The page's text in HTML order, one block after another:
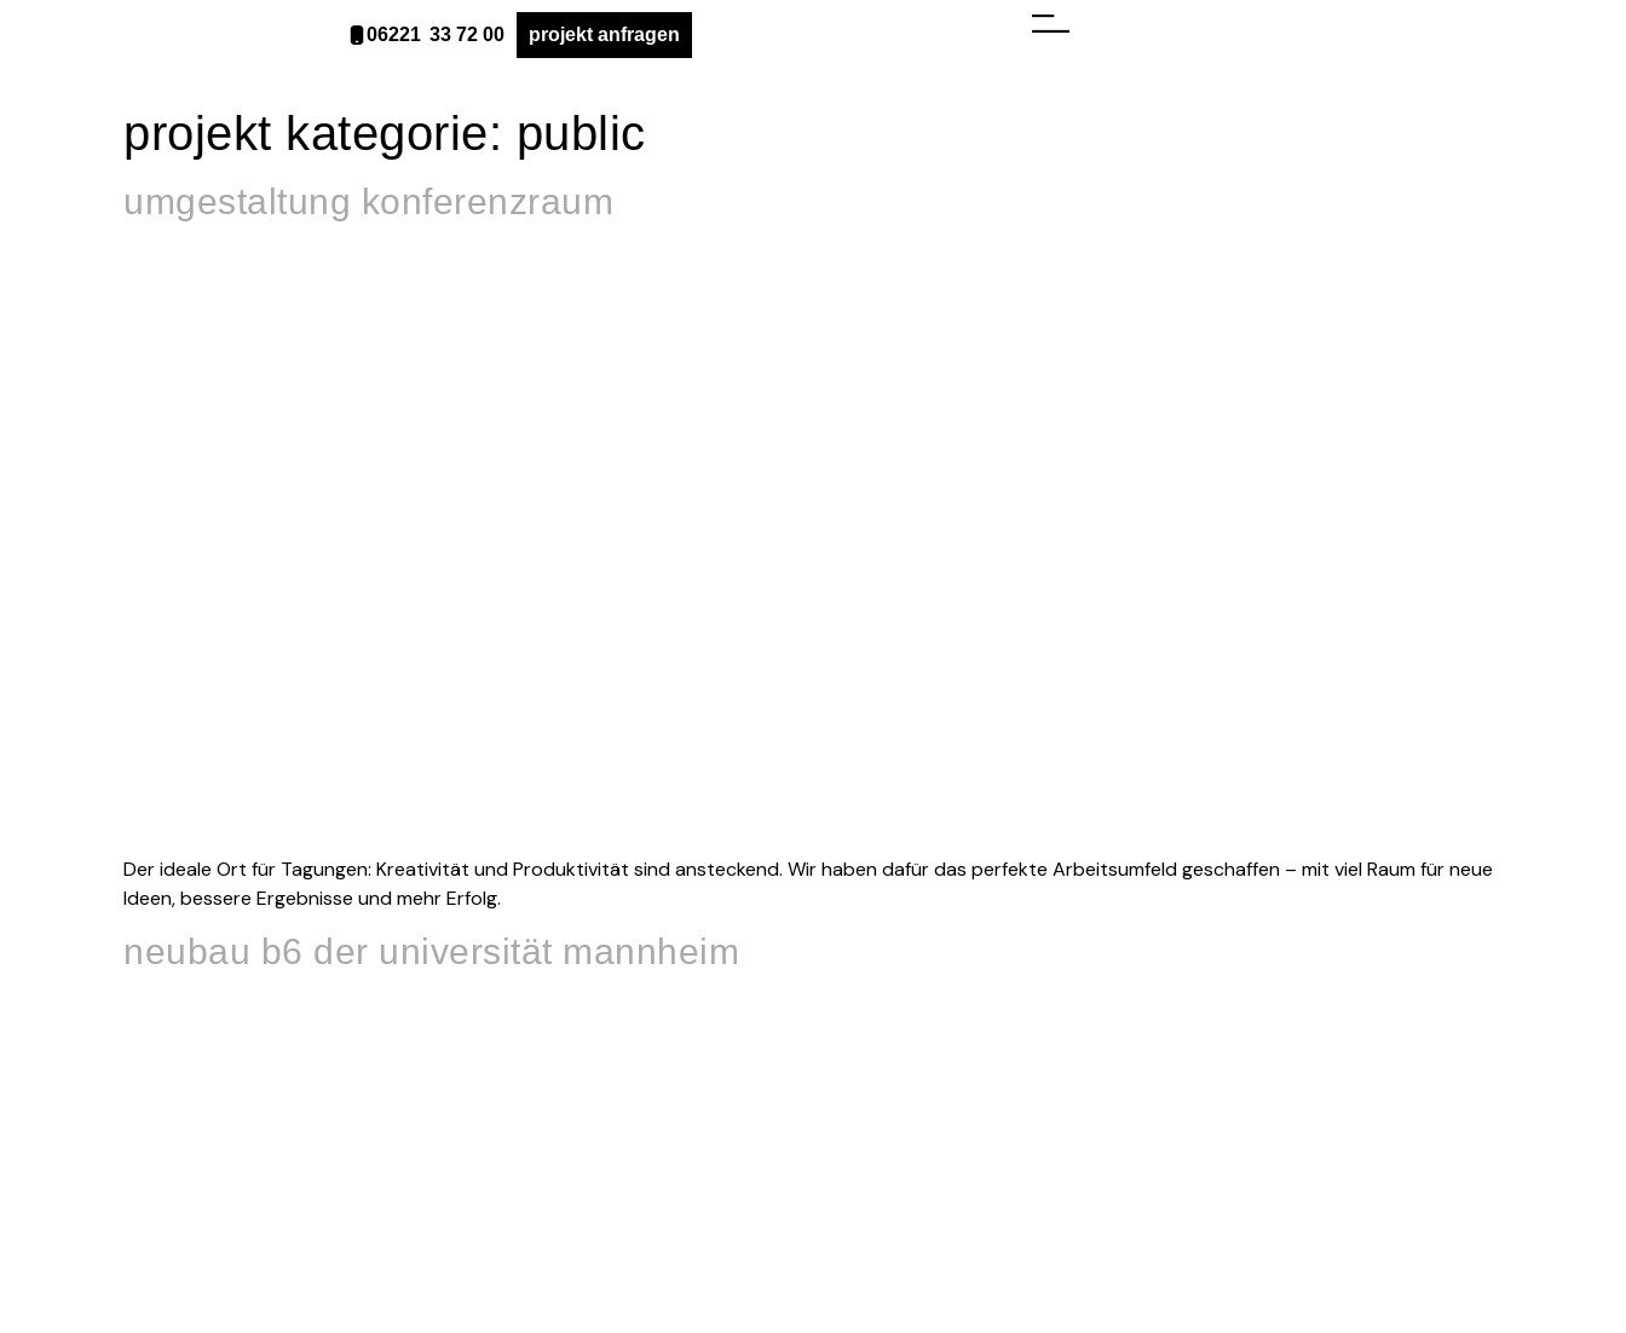
06221 33 72 00 projekt anfragen
projekt kategorie: public
umgestaltung konferenzraum
Der ideale Ort für Tagungen: Kreativität und Produktivität sind ansteckend. Wir haben dafür das perfekte Arbeitsumfeld geschaffen – mit viel Raum für neue
Ideen, bessere Ergebnisse und mehr Erfolg.
neubau b6 der universität mannheim